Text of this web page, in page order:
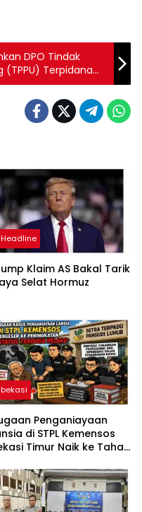
DPO Tindak
(TPPU) Terpidana
Headline
Klaim AS Bakal Tarik
Selat Hormuz
bekasi
Penganiayaan
di STPL Kemensos
Timur Naik ke Tahap
Proses Transparan
Bebas Intervensi